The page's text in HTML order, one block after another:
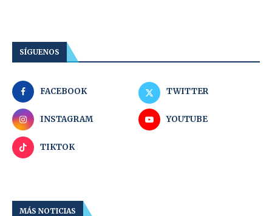
SÍGUENOS
FACEBOOK TWITTER
INSTAGRAM YOUTUBE
TIKTOK
MÁS NOTICIAS